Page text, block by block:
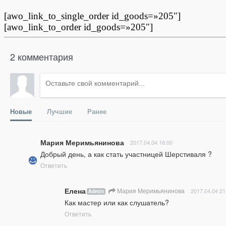
[awo_link_to_single_order id_goods=»205″]
[awo_link_to_order id_goods=»205″]
2 комментария
Новые Лучшие Ранее
Мария Меримьянинова 2017.04.04 16:00
Добрый день, а как стать участницей Шерстиваля ?
Ответить
Елена Admin Мария Меримьянинова 2017.04.04
Как мастер или как слушатель?
Ответить